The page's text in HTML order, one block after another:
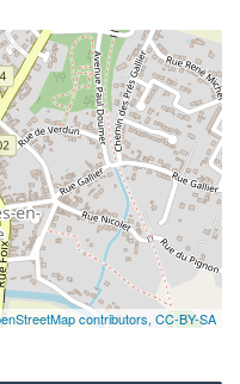
contributors, CC-BY-SA